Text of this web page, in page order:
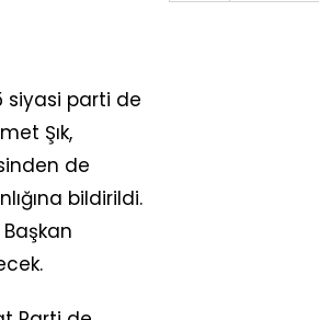
siyasi parti de
Şık,
de
bildirildi.